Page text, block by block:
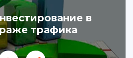
в
трафика